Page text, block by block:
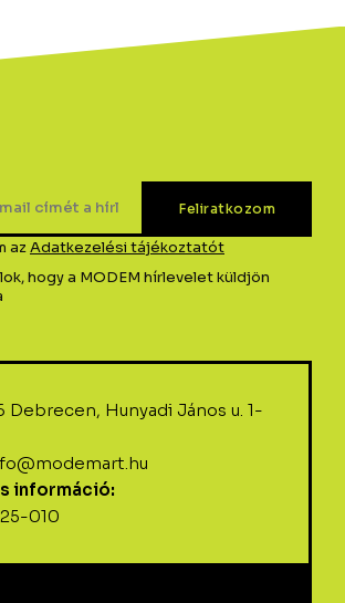
azAdatkezelési tájékoztatót
hogy a MODEM hírlevelet küldjön
Debrecen, Hunyadi János u. 1-
információ:
010